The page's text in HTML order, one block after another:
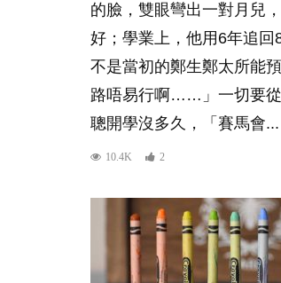
的臉，雙眼彎出一對月兒
好；學業上，他用6年追回
不是當初的鄭生鄭太所能
路唔易行啊……」一切要
聰開學沒多久，「賽馬會...
10.4K 2